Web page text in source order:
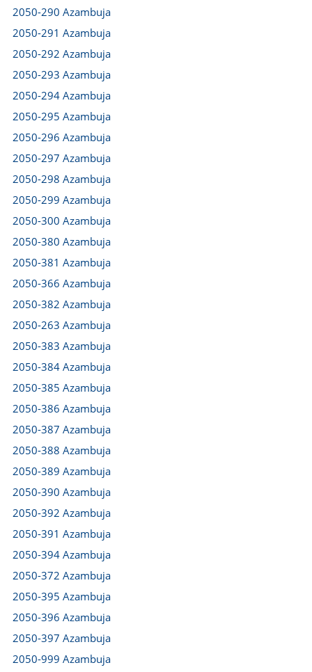
2050-290 Azambuja
2050-291 Azambuja
2050-292 Azambuja
2050-293 Azambuja
2050-294 Azambuja
2050-295 Azambuja
2050-296 Azambuja
2050-297 Azambuja
2050-298 Azambuja
2050-299 Azambuja
2050-300 Azambuja
2050-380 Azambuja
2050-381 Azambuja
2050-366 Azambuja
2050-382 Azambuja
2050-263 Azambuja
2050-383 Azambuja
2050-384 Azambuja
2050-385 Azambuja
2050-386 Azambuja
2050-387 Azambuja
2050-388 Azambuja
2050-389 Azambuja
2050-390 Azambuja
2050-392 Azambuja
2050-391 Azambuja
2050-394 Azambuja
2050-372 Azambuja
2050-395 Azambuja
2050-396 Azambuja
2050-397 Azambuja
2050-999 Azambuja